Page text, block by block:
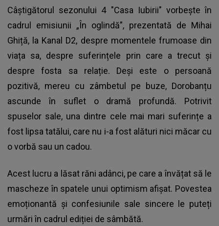
Câștigătorul sezonului 4 "Casa Iubirii" vorbește în
cadrul emisiunii „În oglindă”, prezentată de Mihai
Ghiță, la Kanal D2, despre momentele frumoase din
viața sa, despre suferințele prin care a trecut și
despre fosta sa relație. Deși este o persoană
pozitivă, mereu cu zâmbetul pe buze, Dorobanțu
ascunde în suflet o dramă profundă. Potrivit
spuselor sale, una dintre cele mai mari suferințe a
fost lipsa tatălui, care nu i-a fost alături nici măcar cu
o vorbă sau un cadou.
Acest lucru a lăsat răni adânci, pe care a învățat să le
mascheze în spatele unui optimism afișat. Povestea
emoționantă și confesiunile sale sincere le puteți
urmări în cadrul ediției de sâmbătă.